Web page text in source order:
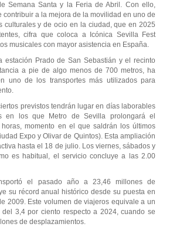
Semana Santa y la Feria de Abril. Con ello,
contribuir a la mejora de la movilidad en uno de
culturales y de ocio en la ciudad, que en 2025
cifra que coloca a Icónica Sevilla Fest
musicales con mayor asistencia en España.
estación Prado de San Sebastián y el recinto
a pie de algo menos de 700 metros, ha
uno de los transportes más utilizados para
previstos tendrán lugar en días laborables
en los que Metro de Sevilla prolongará el
momento en el que saldrán los últimos
Expo y Olivar de Quintos). Esta ampliación
hasta el 18 de julio. Los viernes, sábados y
es habitual, el servicio concluye a las 2.00
el pasado año a 23,46 millones de
su récord anual histórico desde su puesta en
2009. Este volumen de viajeros equivale a un
del 3,4 por ciento respecto a 2024, cuando se
de desplazamientos.